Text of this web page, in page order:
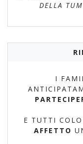
DELLA
I
E TUTTI
AFFETTO